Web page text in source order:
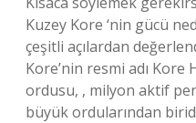
Kuzey Kore ‘nin gücü
çeşitli açılardan
Kore’nin resmi adı Kore
ordusu, , milyon aktif
büyük ordularından